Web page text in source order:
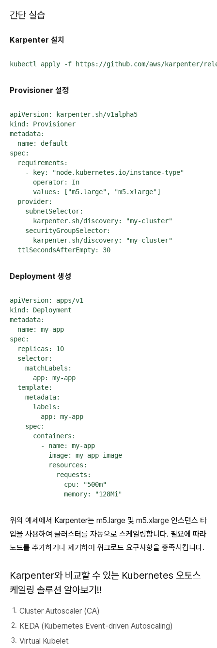
간단 실습
Karpenter 설치
kubectl apply -f https://github.com/aws/karpenter/
Provisioner 설정
apiVersion: karpenter.sh/v1alpha5
kind: Provisioner
metadata:
  name: default
spec:
  requirements:
    - key: "node.kubernetes.io/instance-type"
      operator: In
      values: ["m5.large", "m5.xlarge"]
  provider:
    subnetSelector:
      karpenter.sh/discovery: "my-cluster"
    securityGroupSelector:
      karpenter.sh/discovery: "my-cluster"
  ttlSecondsAfterEmpty: 30
Deployment 생성
apiVersion: apps/v1
kind: Deployment
metadata:
  name: my-app
spec:
  replicas: 10
  selector:
    matchLabels:
      app: my-app
  template:
    metadata:
      labels:
        app: my-app
    spec:
      containers:
        - name: my-app
          image: my-app-image
          resources:
            requests:
              cpu: "500m"
              memory: "128Mi"
위의 예제에서 Karpenter는 m5.large 및 m5.xlarge 인스턴스 타
입을 사용하여 클러스터를 자동으로 스케일링합니다. 필요에 따라
노드를 추가하거나 제거하여 워크로드 요구사항을 충족시킵니다.
Karpenter와 비교할 수 있는 Kubernetes 오토스
케일링 솔루션 알아보기!!
Cluster Autoscaler (CA)
KEDA (Kubernetes Event-driven Autoscaling)
Virtual Kubelet